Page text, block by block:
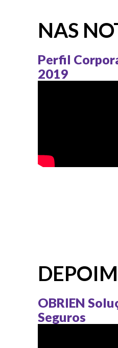
NAS
Perfil
2019
OBRIEN
Seguros